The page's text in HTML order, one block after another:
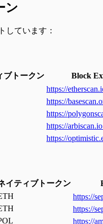
ン
しています：
ブトークン
Block
https://
https://
https://
https://arbiscan.io
https://
イティブトークン
https://
https://
https://